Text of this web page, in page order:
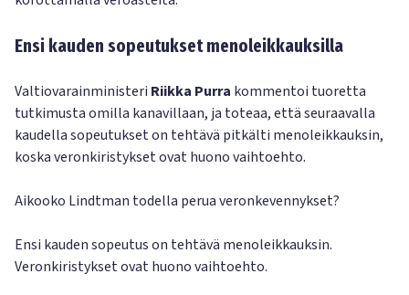
Ensi kauden sopeutukset menoleikkauksilla
Valtiovarainministeri Riikka Purra kommentoi tuoretta
tutkimusta omilla kanavillaan, ja toteaa, että seuraavalla
kaudella sopeutukset on tehtävä pitkälti menoleikkauksin,
koska veronkiristykset ovat huono vaihtoehto.
Aikooko Lindtman todella perua veronkevennykset?
Ensi kauden sopeutus on tehtävä menoleikkauksin.
Veronkiristykset ovat huono vaihtoehto.